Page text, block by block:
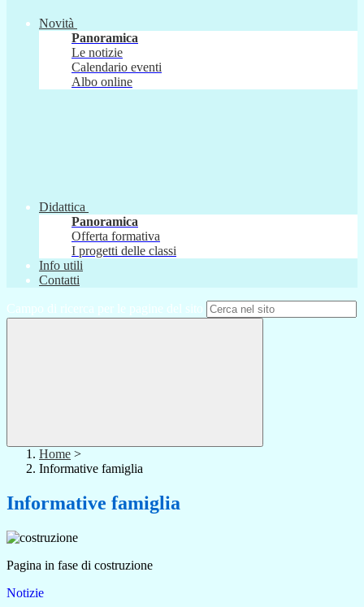
Novità
Panoramica
Le notizie
Calendario eventi
Albo online
Didattica
Panoramica
Offerta formativa
I progetti delle classi
Info utili
Contatti
Campo di ricerca per le pagine del sito
Home >
Informative famiglia
Informative famiglia
Pagina in fase di costruzione
Notizie